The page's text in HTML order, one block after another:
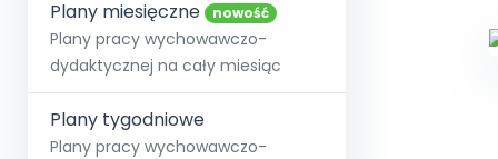
Społeczność
+48 12 631 04 10
kontakt@blizejprzedszkola.pl
O miesięczniku
Strona główna
O Akademii
Poznaj pakiet MAX
Wszystkie projekty
Skontaktuj się
Plany miesięczne nowość
Plany pracy wychowawczo-
dydaktycznej na cały miesiąc
Plany tygodniowe
Plany pracy wychowawczo-